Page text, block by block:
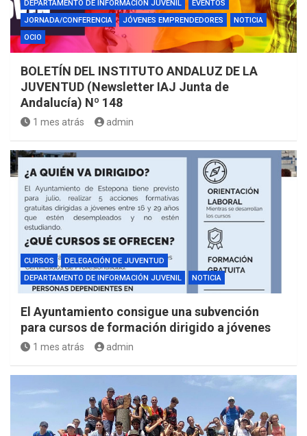
DEPARTAMENTO DE INFORMACIÓN JUVENIL
EVENTOS
JORNADA/CONFERENCIA
JÓVENES EMPRENDEDORES
NOTICIA
OCIO
BOLETÍN DEL INSTITUTO ANDALUZ DE LA
JUVENTUD (Newsletter IAJ Junta de
Andalucía) Nº 148
1 mes atrás admin
CURSOS
DELEGACIÓN DE JUVENTUD
DEPARTAMENTO DE INFORMACIÓN JUVENIL
NOTICIA
El Ayuntamiento consigue una subvención
para cursos de formación dirigido a jóvenes
1 mes atrás admin